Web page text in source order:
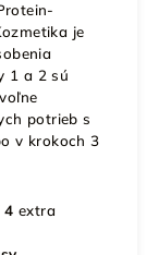
je
1 a 2 sú
potrieb s
v krokoch 3
4 extra